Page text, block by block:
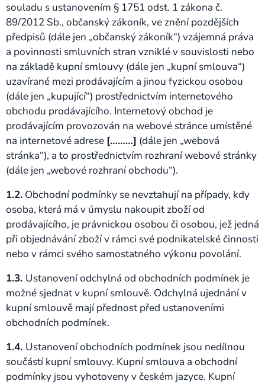
souladu s ustanovením § 1751 odst. 1 zákona č.
89/2012 Sb., občanský zákoník, ve znění pozdějších
předpisů (dále jen „občanský zákoník“) vzájemná práva
a povinnosti smluvních stran vzniklé v souvislosti nebo
na základě kupní smlouvy (dále jen „kupní smlouva“)
uzavírané mezi prodávajícím a jinou fyzickou osobou
(dále jen „kupující“) prostřednictvím internetového
obchodu prodávajícího. Internetový obchod je
prodávajícím provozován na webové stránce umístěné
na internetové adrese [………] (dále jen „webová
stránka“), a to prostřednictvím rozhraní webové stránky
(dále jen „webové rozhraní obchodu“).
1.2. Obchodní podmínky se nevztahují na případy, kdy
osoba, která má v úmyslu nakoupit zboží od
prodávajícího, je právnickou osobou či osobou, jež jedná
při objednávání zboží v rámci své podnikatelské činnosti
nebo v rámci svého samostatného výkonu povolání.
1.3. Ustanovení odchylná od obchodních podmínek je
možné sjednat v kupní smlouvě. Odchylná ujednání v
kupní smlouvě mají přednost před ustanoveními
obchodních podmínek.
1.4. Ustanovení obchodních podmínek jsou nedílnou
součástí kupní smlouvy. Kupní smlouva a obchodní
podmínky jsou vyhotoveny v českém jazyce. Kupní